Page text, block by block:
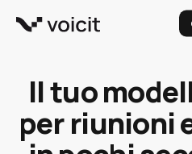
Il tuo
per riunioni